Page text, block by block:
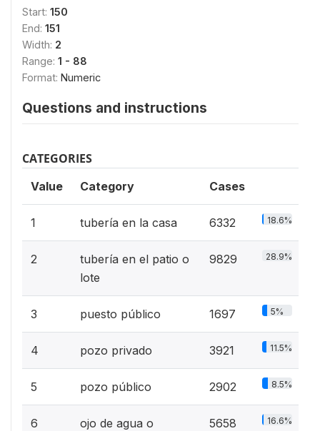
Start: 150
End: 151
Width: 2
Range: 1 - 88
Format: Numeric
Questions and instructions
CATEGORIES
Value Category Cases
1 tubería en la casa 6332 18.6%
2
tubería en el patio o
lote
9829 28.9%
3 puesto público 1697 5%
4 pozo privado 3921 11.5%
5 pozo público 2902 8.5%
6
ojo de agua o
5658 16.6%